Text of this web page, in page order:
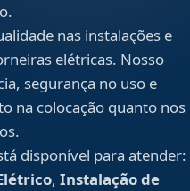
nas instalações e
elétricas. Nosso
segurança no uso e
na colocação quanto nos
disponível para atender:
, Instalação de